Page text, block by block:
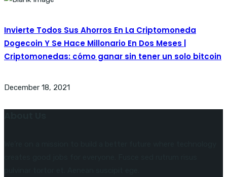
Invierte Todos Sus Ahorros En La Criptomoneda
Dogecoin Y Se Hace Millonario En Dos Meses |
Criptomonedas: cómo ganar sin tener un solo bitcoin
December 18, 2021